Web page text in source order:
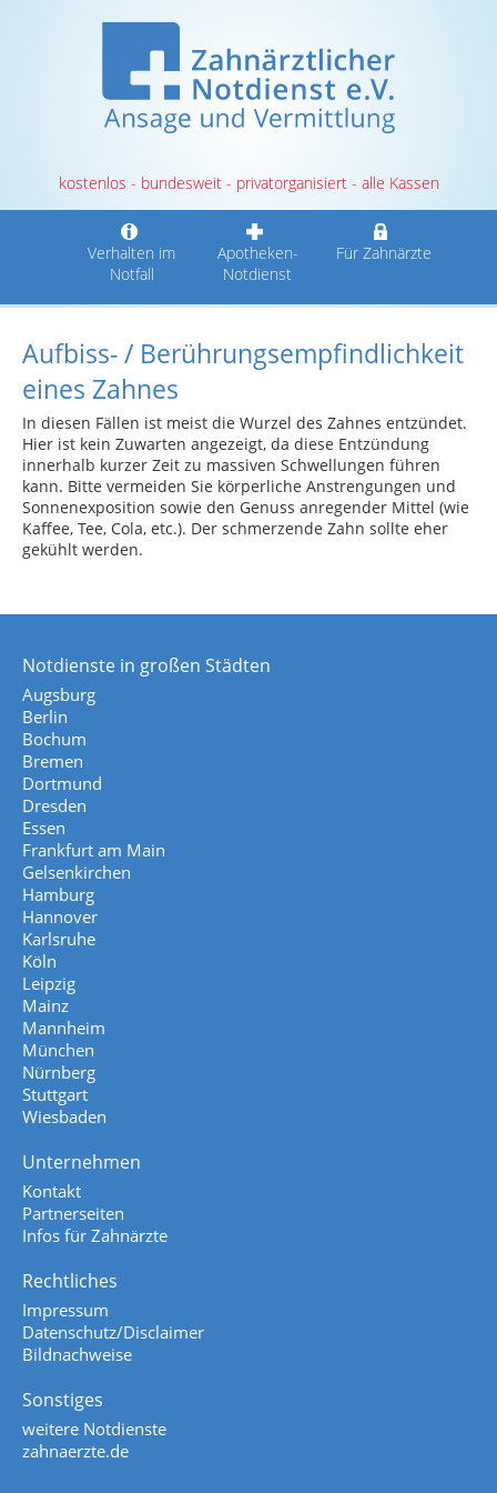
kostenlos - bundesweit - privatorganisiert - alle Kassen
Verhalten im
Notfall
Apotheken-
Notdienst
Für Zahnärzte
Aufbiss- / Berührungsempfindlichkeit
eines Zahnes
In diesen Fällen ist meist die Wurzel des Zahnes entzündet.
Hier ist kein Zuwarten angezeigt, da diese Entzündung
innerhalb kurzer Zeit zu massiven Schwellungen führen
kann. Bitte vermeiden Sie körperliche Anstrengungen und
Sonnenexposition sowie den Genuss anregender Mittel (wie
Kaffee, Tee, Cola, etc.). Der schmerzende Zahn sollte eher
gekühlt werden.
Notdienste in großen Städten
Augsburg
Berlin
Bochum
Bremen
Dortmund
Dresden
Essen
Frankfurt am Main
Gelsenkirchen
Hamburg
Hannover
Karlsruhe
Köln
Leipzig
Mainz
Mannheim
München
Nürnberg
Stuttgart
Wiesbaden
Unternehmen
Kontakt
Partnerseiten
Infos für Zahnärzte
Rechtliches
Impressum
Datenschutz/Disclaimer
Bildnachweise
Sonstiges
weitere Notdienste
zahnaerzte.de